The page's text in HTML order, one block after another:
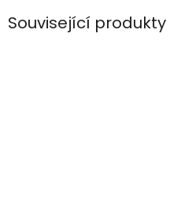
Související produkty